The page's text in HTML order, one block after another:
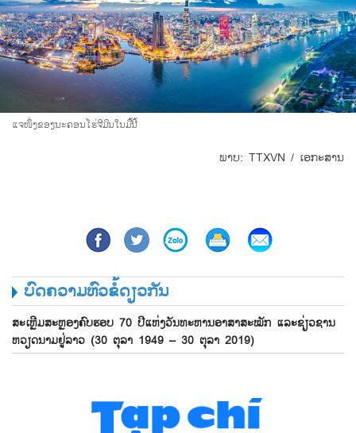
ແຈໜຶ່ງຂອງນະຄອນໂຮ່ຈີມິນໃນມື້ນີ້
ພາບ: TTXVN / ​ເອກະສານ
ບົດຄວາມຫົວຂໍ້ດຽວກັນ
ສະເຫຼີມສະຫຼອງຄົບຮອບ 70 ປີແຫ່ງວັນທະຫານອາສາສະໝັກ ແລະຊ່ຽວຊານ
ຫວຽດນາມຢູ່ລາວ (30 ຕຸລາ 1949 – 30 ຕຸລາ 2019)